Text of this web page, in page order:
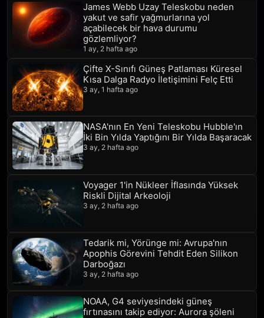
James Webb Uzay Teleskobu neden
yakut ve safir yağmurlarına yol
açabilecek bir hava durumu
gözlemliyor?
1 ay, 2 hafta ago
Çifte X-Sınıfı Güneş Patlaması Küresel
Kısa Dalga Radyo İletişimini Felç Etti
3 ay, 1 hafta ago
NASA'nın En Yeni Teleskobu Hubble'ın
İki Bin Yılda Yaptığını Bir Yılda Başaracak
3 ay, 2 hafta ago
Voyager 1'in Nükleer İflasında Yüksek
Riskli Dijital Arkeoloji
3 ay, 2 hafta ago
Tedarik mi, Yörünge mi: Avrupa'nın
Apophis Görevini Tehdit Eden Silikon
Darboğazı
3 ay, 2 hafta ago
NOAA, G4 seviyesindeki güneş
fırtınasını takip ediyor: Aurora şöleni